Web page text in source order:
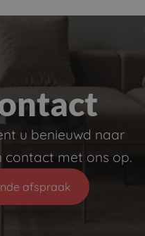
u benieuwd naar
contact met ons op.
afspraak